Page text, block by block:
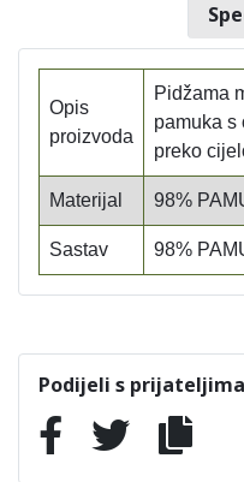
Opis
proizvoda
Pidžama
pamuka s
preko
Materijal 98%
Sastav 98%
Podijeli s prijateljima